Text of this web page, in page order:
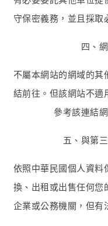
守保密義務，並且採取
四、
不屬本網站的網域的其
結前往。但該網站不適
參考該連結
五、與第
依照中華民國個人資料
換、出租或出售任何您
企業或公務機關，但有